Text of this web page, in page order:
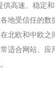
供高速、稳定
地受信任的数
北欧和中欧之
适合网站、应